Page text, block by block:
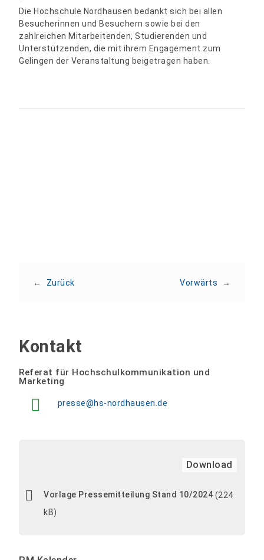
Die Hochschule Nordhausen bedankt sich bei allen
Besucherinnen und Besuchern sowie bei den
zahlreichen Mitarbeitenden, Studierenden und
Unterstützenden, die mit ihrem Engagement zum
Gelingen der Veranstaltung beigetragen haben.
← Zurück Vorwärts →
Kontakt
Referat für Hochschulkommunikation und
Marketing
presse@hs-nordhausen.de
Download
Vorlage Pressemitteilung Stand 10/2024 (224
kB)